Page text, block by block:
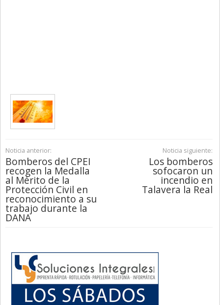
Noticia anterior:
Bomberos del CPEI
recogen la Medalla
al Mérito de la
Protección Civil en
reconocimiento a su
trabajo durante la
DANA
Noticia siguiente:
Los bomberos
sofocaron un
incendio en
Talavera la Real